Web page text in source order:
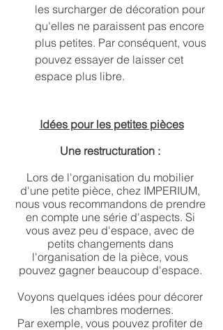
les surcharger de décoration pour
qu'elles ne paraissent pas encore
plus petites. Par conséquent, vous
pouvez essayer de laisser cet
espace plus libre.
Idées pour les petites pièces
Une restructuration :
Lors de l'organisation du mobilier
d'une petite pièce, chez IMPERIUM,
nous vous recommandons de prendre
en compte une série d'aspects. Si
vous avez peu d'espace, avec de
petits changements dans
l'organisation de la pièce, vous
pouvez gagner beaucoup d'espace.
Voyons quelques idées pour décorer
les chambres modernes.
Par exemple, vous pouvez profiter de